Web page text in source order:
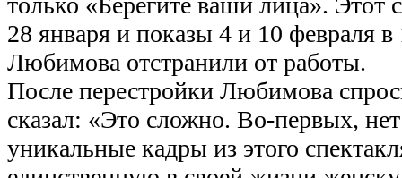
28 января и показы 4 и 10 февраля в
Любимова отстранили от работы.
После перестройки Любимова
сказал: «Это сложно. Во-первых,
уникальные кадры из этого